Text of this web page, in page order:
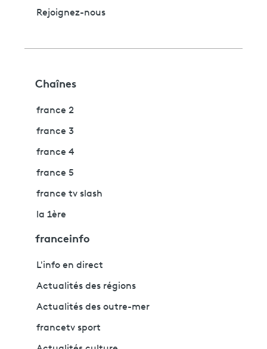
Rejoignez-nous
Chaînes
france 2
france 3
france 4
france 5
france tv slash
la 1ère
franceinfo
L'info en direct
Actualités des régions
Actualités des outre-mer
francetv sport